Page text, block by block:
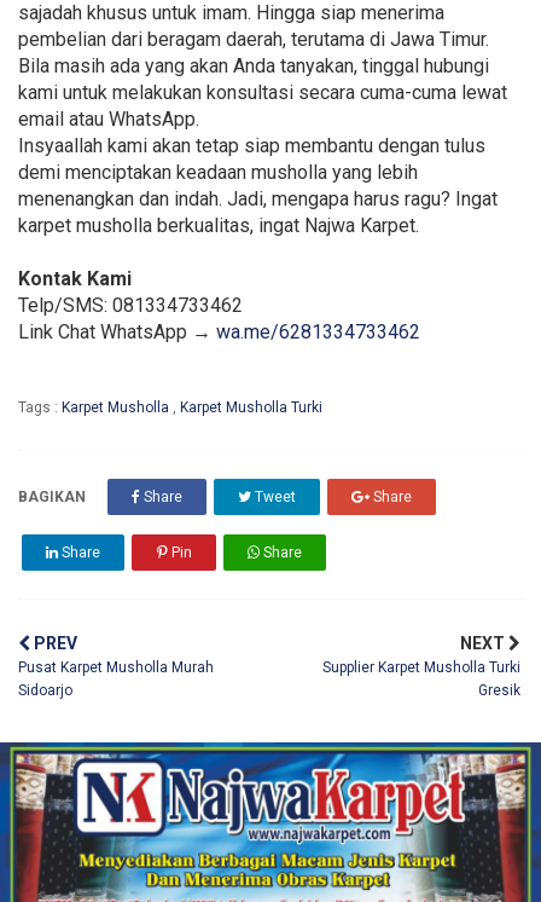
sajadah khusus untuk imam. Hingga siap menerima
pembelian dari beragam daerah, terutama di Jawa Timur.
Bila masih ada yang akan Anda tanyakan, tinggal hubungi
kami untuk melakukan konsultasi secara cuma-cuma lewat
email atau WhatsApp.
Insyaallah kami akan tetap siap membantu dengan tulus
demi menciptakan keadaan musholla yang lebih
menenangkan dan indah. Jadi, mengapa harus ragu? Ingat
karpet musholla berkualitas, ingat Najwa Karpet.
Kontak Kami
Telp/SMS: 081334733462
Link Chat WhatsApp → wa.me/6281334733462
Tags : Karpet Musholla , Karpet Musholla Turki
BAGIKAN Share Tweet Share
Share Pin Share
PREV
Pusat Karpet Musholla Murah
Sidoarjo
NEXT
Supplier Karpet Musholla Turki
Gresik